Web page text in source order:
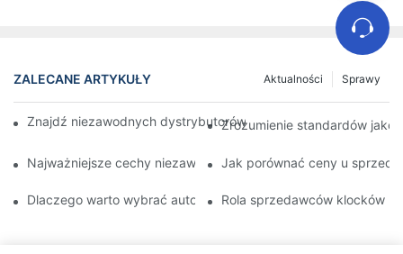
ZALECANE ARTYKUŁY Sprawy
Aktualności
Znajdź niezawodnych dystrybutorów klocków hamulcowych
Zrozumienie standardów
Najważniejsze cechy niezawodnego sprzedawcy klocków
Jak porównać ceny u
Dlaczego warto wybrać autoryzowanego sprzedawcę klocków
Rola sprzedawców klocków